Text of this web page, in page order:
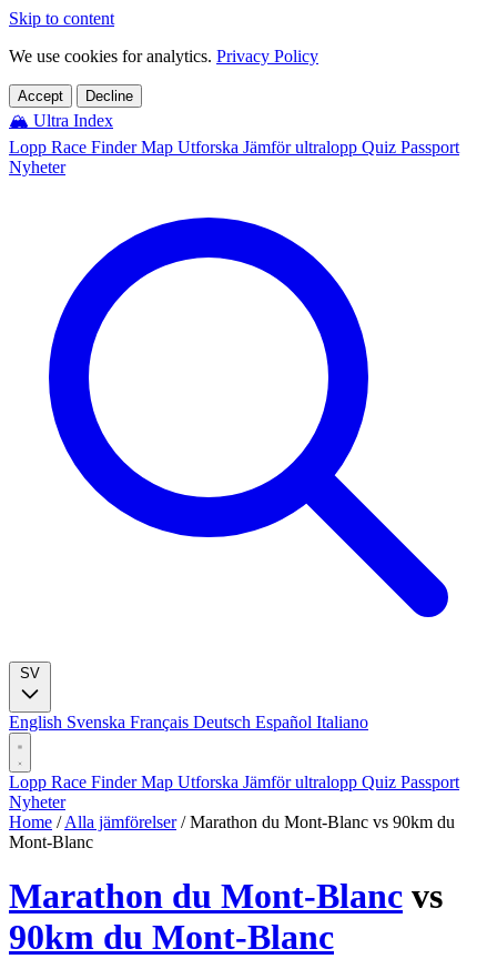
Skip to content
We use cookies for analytics. Privacy Policy
Accept Decline
🏔️ Ultra Index
Lopp Race FinderMap Utforska Jämför ultralopp Quiz Passport
Nyheter
English Svenska Français Deutsch Español Italiano
Lopp Race FinderMap Utforska Jämför ultralopp Quiz Passport
Nyheter
Home / Alla jämförelser / Marathon du Mont-Blanc vs 90km du
Mont-Blanc
Marathon du Mont-Blanc vs
90km du Mont-Blanc